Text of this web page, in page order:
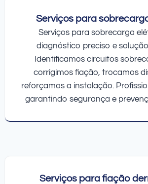
Serviços para
Serviços para sobrecarga
diagnóstico preciso e
Identificamos circuitos
corrigimos fiação, trocamos
reforçamos a instalação.
garantindo segurança e
Serviços para fiação